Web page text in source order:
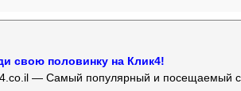
свою половинку на Клик4!
— Самый популярный и посещаемый